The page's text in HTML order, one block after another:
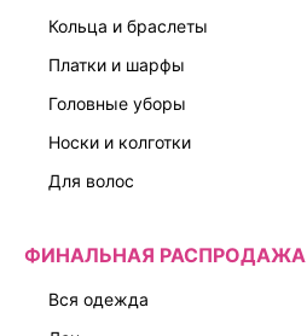
кольца и браслеты
платки и шарфы
головные уборы
носки и колготки
для волос
ФИНАЛЬНАЯ РАСПРОДАЖА
вся одежда